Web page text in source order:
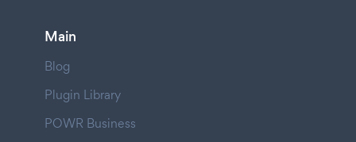
Main
Blog
Plugin Library
POWR Business